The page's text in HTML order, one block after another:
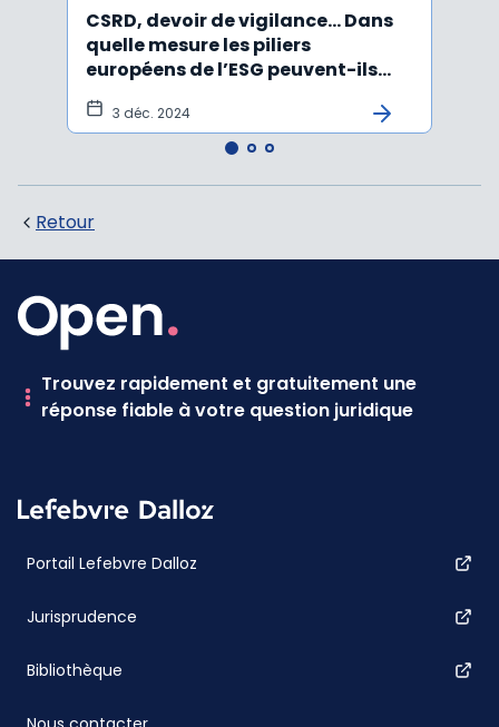
CSRD, devoir de vigilance… Dans
quelle mesure les piliers
européens de l’ESG peuvent-ils
être rabotés ?
3 déc. 2024
Retour
Trouvez rapidement et gratuitement une
réponse fiable à votre question juridique
Portail Lefebvre Dalloz
Jurisprudence
Bibliothèque